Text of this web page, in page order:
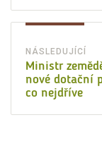
NÁSLEDUJÍCÍ
Následující
příspěvek:
Ministr
nové dotační
co nejdříve